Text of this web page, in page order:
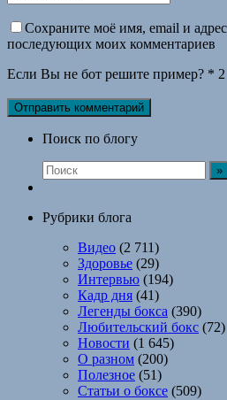
Сохраните моё имя, email и
последующих моих комментариев
Если Вы не бот решите пример? * 2
Поиск по блогу
Рубрики блога
Видео (2 711)
Здоровье (29)
Интервью (194)
Кадр дня (41)
Легенды бокса (390)
Любительский бокс (72)
Новости (1 645)
О разном (200)
Полезное (51)
Статьи о боксе (509)